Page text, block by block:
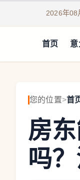
2026年08
首页 意
您的位置>首
房
吗